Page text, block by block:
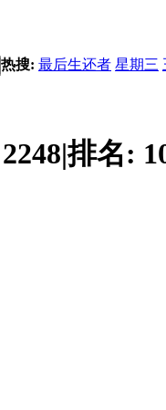
热搜: 最后生还者 星期三
2248|排名: